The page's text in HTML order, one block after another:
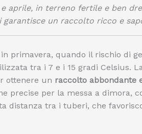
aprile, in terreno fertile e ben
garantisce un raccolto ricco e
primavera, quando il rischio di
tra i 7 e i 15 gradi Celsius.
ottenere un raccolto abbondante
precise per la messa a dimora,
distanza tra i tuberi, che